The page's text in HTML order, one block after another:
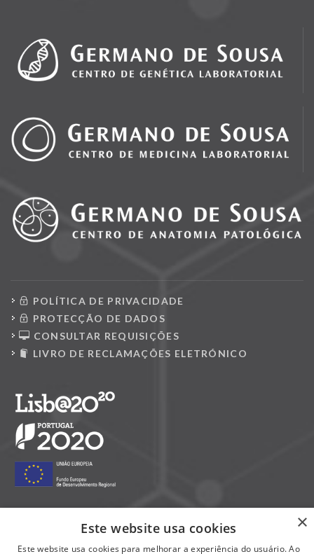
POLÍTICA DE PRIVACIDADE
PROTECÇÃO DE DADOS
CONSULTAR REQUISIÇÕES
LIVRO DE RECLAMAÇÕES ELETRÓNICO
×
Este website usa cookies
Este website usa cookies para melhorar a experiência do usuário. Ao